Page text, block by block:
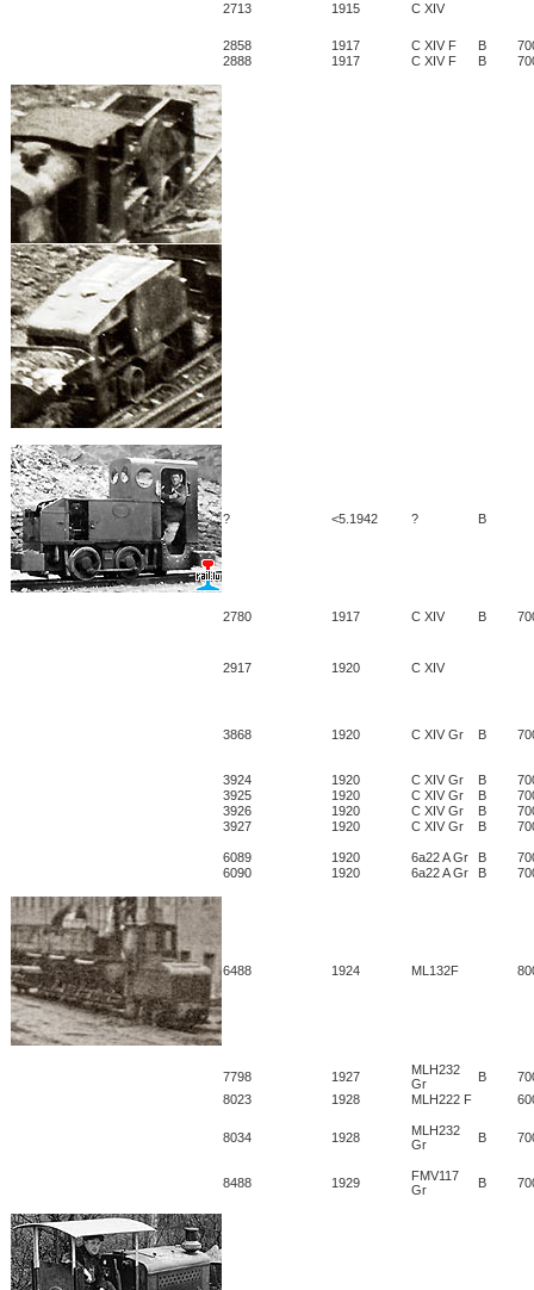
2713 1915 C XIV
2858 1917 C XIV F B
2888
1917 C XIV F B
? <5.1942 ? B
2780 1917 C XIV B
2917 1920 C XIV
3868 1920 C XIV Gr B
3924 1920 C XIV Gr B
3925
1920 C XIV Gr B
3926
1920 C XIV Gr B
3927
1920 C XIV Gr B
6089 1920 6a22 A Gr B
6090
1920 6a22 A Gr B
6488 1924 ML132F
7798 1927
MLH232
Gr
B
8023
1928 MLH222 F
8034 1928
MLH232
Gr
B
8488 1929
FMV117
Gr
B